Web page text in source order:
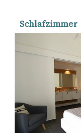
Schlafzimmer